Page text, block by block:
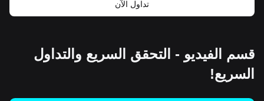
تداول الآن
قسم الفيديو - التحقق السريع والتداول
السريع!